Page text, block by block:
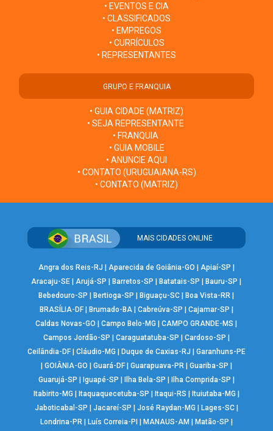
• EVENTOS E CIA
• CLASSIFICADOS
• EMPREGOS
• CURRÍCULOS
• REPRESENTANTES
GRUPO E FRANQUIA
• GUIA CIDADE (MATRIZ)
• SEJA REPRESENTANTE
• FRANQUIA
• GUIA MOBILE
• ANUNCIE AQUI
• CONTATO (URUGUAIANA-RS)
• CONTATO (MATRIZ)
MAIS CIDADES ONLINE
Angra dos Reis-RJ Aparecida de Goiânia-GO Apiaí-SP
Aracaju-SE |Arujá-SP Barretos-SP Batatais-SP Bauru-SP
Bebedouro-SP
Bertioga-SP Biguaçu-SC Boa Vista-RR
BRASÍLIA-DF| Brumado-BA| Cabreúva-SP Cajamar-SP
Caldas Novas-GO
|Campo Belo-MG |CAMPO GRANDE-MS
Campos Jordão-SP
Caraguatatuba-SP Cardoso-SP
Ceilândia-DF| Cláudio-MG Duque de Caxias-RJ
Garanhuns-PE
GOIÂNIA-GO Guará-DF| Guarapuava-PR| Guariba-SP
Guarujá-SP
Iguapé-SP Ilha Bela-SP Ilha Comprida-SP
Itabirito-MG
Itaquaquecetuba-SP Itaqui-RS Ituiutaba-MG
Jaboticabal-SP
Jacareí-SP José Raydan-MG Lages-SC|
Londrina-PR| Luís Correia-PI MANAUS-AM Matão-SP